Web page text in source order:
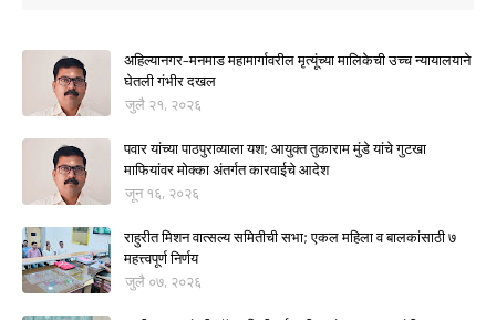
अहिल्यानगर–मनमाड महामार्गावरील मृत्यूंच्या मालिकेची उच्च न्यायालयाने
घेतली गंभीर दखल
जुलै २१, २०२६
पवार यांच्या पाठपुराव्याला यश; आयुक्त तुकाराम मुंडे यांचे गुटखा
माफियांवर मोक्का अंतर्गत कारवाईचे आदेश
जून १६, २०२६
राहुरीत मिशन वात्सल्य समितीची सभा; एकल महिला व बालकांसाठी ७
महत्त्वपूर्ण निर्णय
जुलै ०७, २०२६